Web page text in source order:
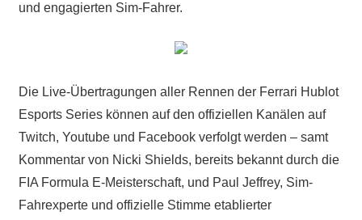
und engagierten Sim-Fahrer.
Die Live-Übertragungen aller Rennen der Ferrari Hublot
Esports Series können auf den offiziellen Kanälen auf
Twitch, Youtube und Facebook verfolgt werden – samt
Kommentar von Nicki Shields, bereits bekannt durch die
FIA Formula E-Meisterschaft, und Paul Jeffrey, Sim-
Fahrexperte und offizielle Stimme etablierter